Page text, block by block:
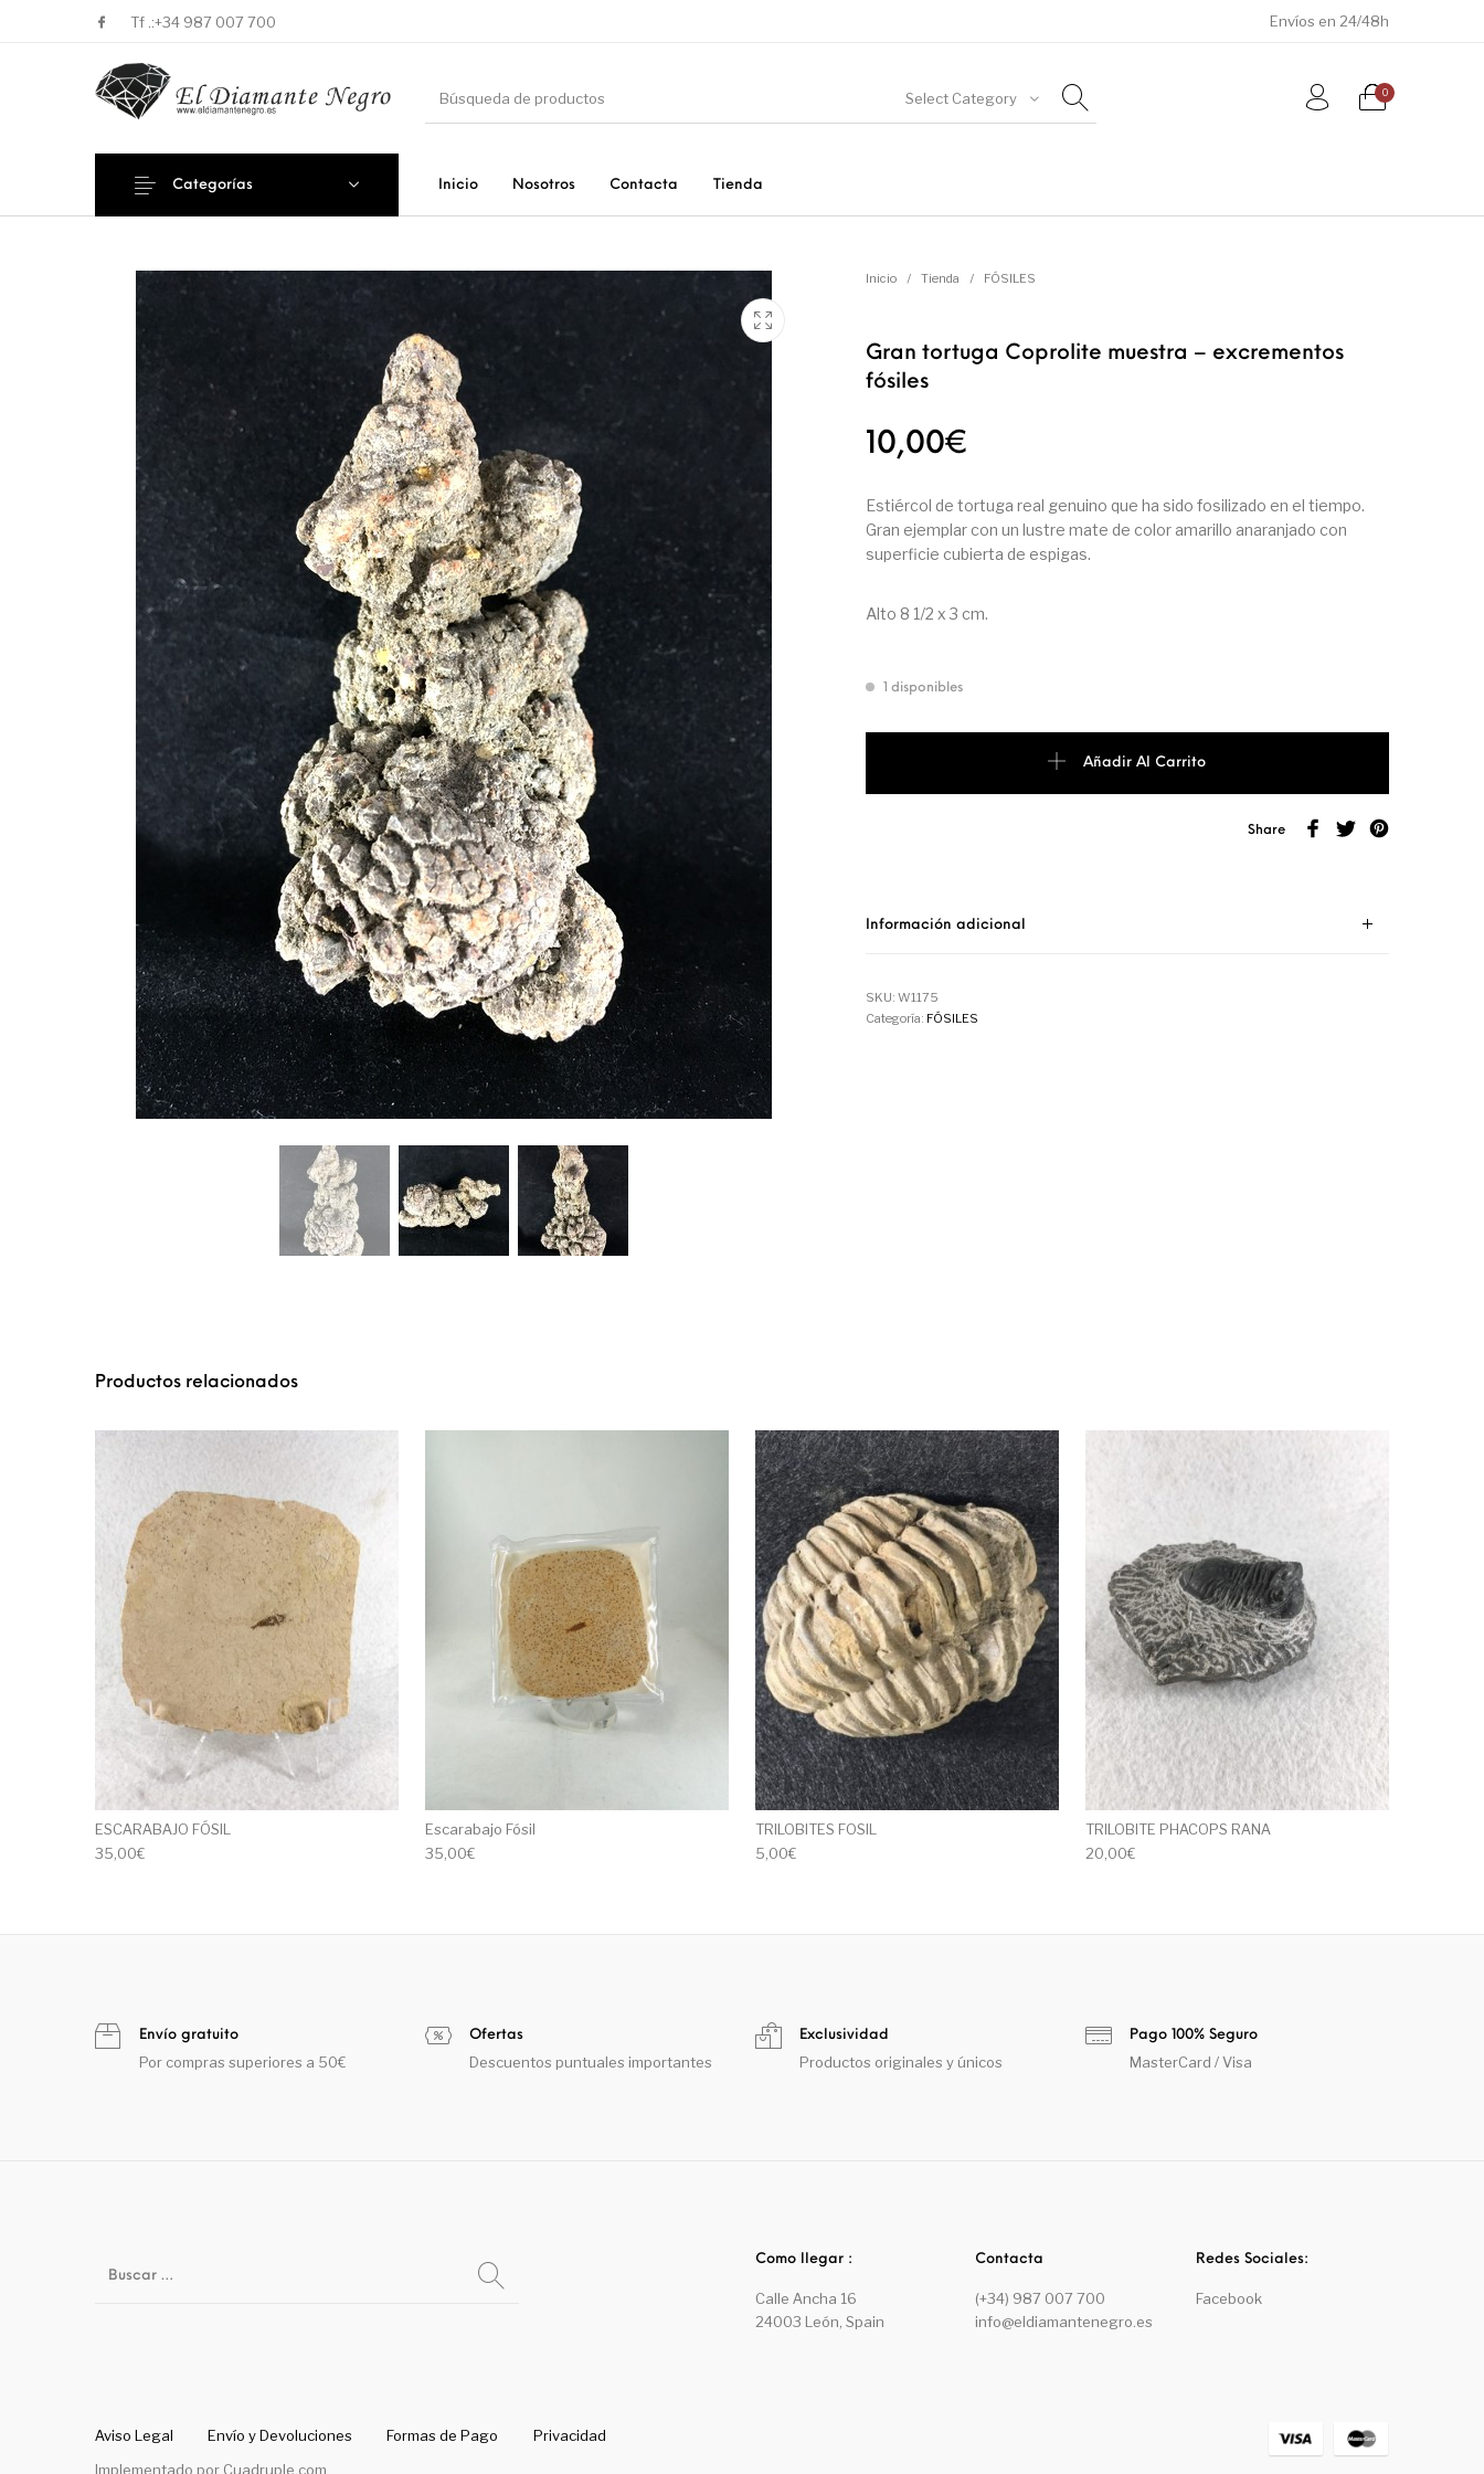
Tf .:+34 987 007 700 Envíos en 24/48h
Select Category 0
Inicio Nosotros Contacta Tienda
Categorías
PRODUCTOS DE
Inicio / Tienda / FÓSILES
Gran tortuga Coprolite muestra – excrementos
fósiles
10,00€
Estiércol de tortuga real genuino que ha sido fosilizado en el tiempo.
Gran ejemplar con un lustre mate de color amarillo anaranjado con
superficie cubierta de espigas.
Alto 8 1/2 x 3 cm.
1 disponibles
Añadir Al Carrito
Share
Información adicional
SKU: W1175
Categoría: FÓSILES
Productos relacionados
ESCARABAJO FÓSIL
35,00€
Escarabajo Fósil
35,00€
TRILOBITES FOSIL
5,00€
TRILOBITE PHACOPS RANA
20,00€
Envío gratuito
Por compras superiores a 50€
Ofertas
Descuentos puntuales importantes
Exclusividad
Productos originales y únicos
Pago 100% Seguro
MasterCard / Visa
Como llegar :
Calle Ancha 16
24003 León, Spain
Contacta
(+34) 987 007 700
info@eldiamantenegro.es
Redes Sociales:
Facebook
Aviso Legal Envío y Devoluciones Formas de Pago
Privacidad
Implementado por Cuadruple.com